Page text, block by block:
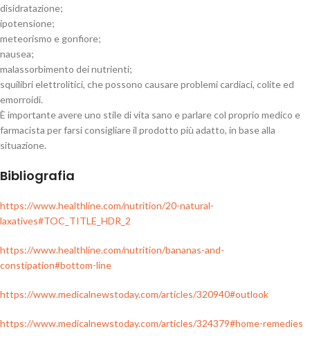
disidratazione;
ipotensione;
meteorismo e gonfiore;
nausea;
malassorbimento dei nutrienti;
squilibri elettrolitici, che possono causare problemi cardiaci, colite ed
emorroidi.
È importante avere uno stile di vita sano e parlare col proprio medico e
farmacista per farsi consigliare il prodotto più adatto, in base alla
situazione.
Bibliografia
https://www.healthline.com/nutrition/20-natural-
laxatives#TOC_TITLE_HDR_2
https://www.healthline.com/nutrition/bananas-and-
constipation#bottom-line
https://www.medicalnewstoday.com/articles/320940#outlook
https://www.medicalnewstoday.com/articles/324379#home-remedies